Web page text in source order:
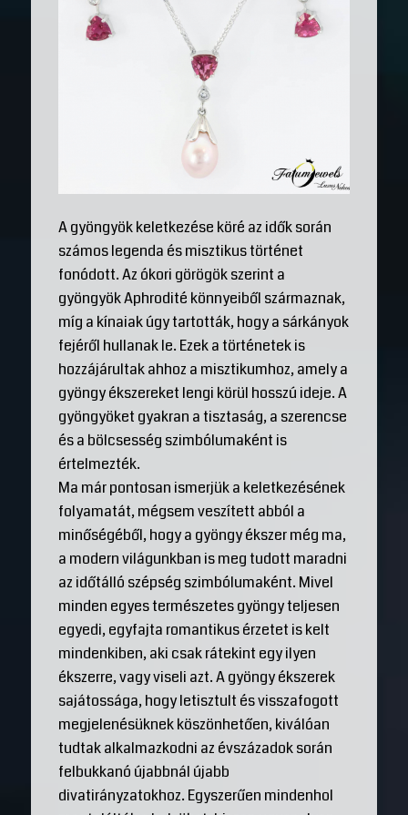
A gyöngyök keletkezése köré az idők során
számos legenda és misztikus történet
fonódott. Az ókori görögök szerint a
gyöngyök Aphrodité könnyeiből származnak,
míg a kínaiak úgy tartották, hogy a sárkányok
fejéről hullanak le. Ezek a történetek is
hozzájárultak ahhoz a misztikumhoz, amely a
gyöngy ékszereket lengi körül hosszú ideje. A
gyöngyöket gyakran a tisztaság, a szerencse
és a bölcsesség szimbólumaként is
értelmezték.
Ma már pontosan ismerjük a keletkezésének
folyamatát, mégsem veszített abból a
minőségéből, hogy a gyöngy ékszer még ma,
a modern világunkban is meg tudott maradni
az időtálló szépség szimbólumaként. Mivel
minden egyes természetes gyöngy teljesen
egyedi, egyfajta romantikus érzetet is kelt
mindenkiben, aki csak rátekint egy ilyen
ékszerre, vagy viseli azt. A gyöngy ékszerek
sajátossága, hogy letisztult és visszafogott
megjelenésüknek köszönhetően, kiválóan
tudtak alkalmazkodni az évszázadok során
felbukkanó újabbnál újabb
divatirányzatokhoz. Egyszerűen mindenhol